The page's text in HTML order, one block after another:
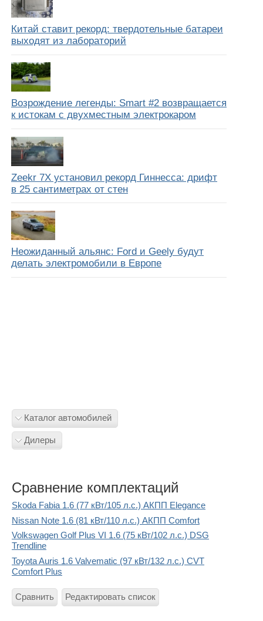
Китай ставит рекорд: твердотельные батареи
выходят из лабораторий
Возрождение легенды: Smart #2 возвращается
к истокам с двухместным электрокаром
Zeekr 7X установил рекорд Гиннесса: дрифт
в 25 сантиметрах от стен
Неожиданный альянс: Ford и Geely будут
делать электромобили в Европе
Каталог автомобилей
Дилеры
Сравнение комплектаций
Skoda Fabia 1.6 (77 кВт/105 л.с.) АКПП Elegance
Nissan Note 1.6 (81 кВт/110 л.с.) АКПП Comfort
Volkswagen Golf Plus VI 1.6 (75 кВт/102 л.с.) DSG
Trendline
Toyota Auris 1.6 Valvematic (97 кВт/132 л.с.) CVT
Comfort Plus
Сравнить Редактировать список